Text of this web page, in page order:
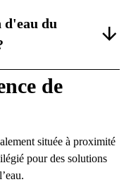
d'eau du
de
située à proximité
pour des solutions